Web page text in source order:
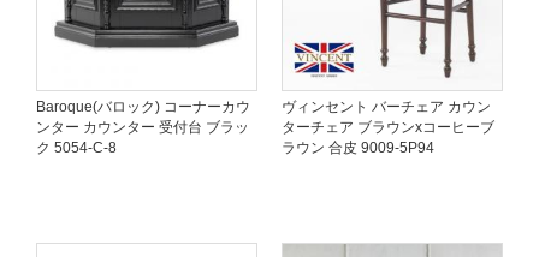
Baroque(バロック) コーナーカウ
ンター カウンター 受付台 ブラッ
ク 5054-C-8
ヴィンセント バーチェア カウン
ターチェア ブラウンxコーヒーブ
ラウン 合皮 9009-5P94